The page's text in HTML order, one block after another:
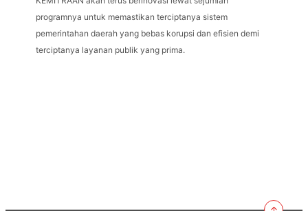
programnya untuk memastikan terciptanya sistem
pemerintahan daerah yang bebas korupsi dan efisien demi
terciptanya layanan publik yang prima.